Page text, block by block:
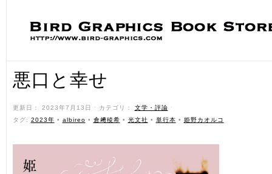
悪口と幸せ
更新日： 2023年7月13日 ˑ カテゴリ： 文学・評論 ˑ
タグ: 2023年 • albireo • 倉﨑稜希 • 光文社 • 単行本 • 姫野カオルコ